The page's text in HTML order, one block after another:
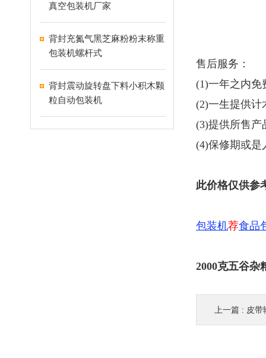
真空包装机厂家
背封充氮气黑芝麻粉粉末称重
包装机螺杆式
背封震动旋转盘下料小积木颗
粒自动包装机
售后服务：
(1)一年之内免
(2)一生提供计
(3)提供所售产
(4)保修期或是
此价格仅供参
包装机荐食品
2000克五谷杂
上一篇 : 皮带